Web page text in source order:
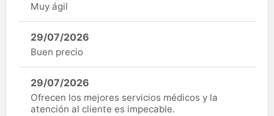
Muy ágil
29/07/2026
Buen precio
29/07/2026
Ofrecen los mejores servicios médicos y la
atención al cliente es impecable.